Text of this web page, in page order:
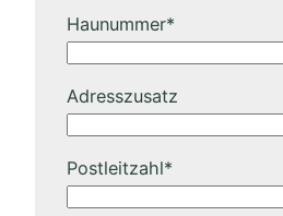
Haunummer*
Adresszusatz
Postleitzahl*